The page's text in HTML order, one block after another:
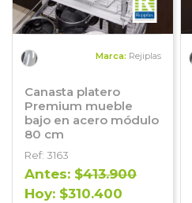
Marca: Rejiplas
Canasta platero
Premium mueble
bajo en acero módulo
80 cm
Ref: 3163
Antes: $413.900
Hoy: $310.400